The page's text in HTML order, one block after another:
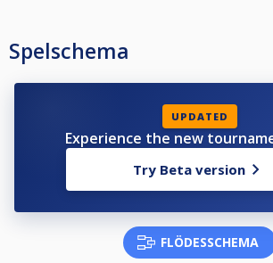
Spelschema
UPDATED
Experience the new
Try Beta version
FLÖDESSCHEMA